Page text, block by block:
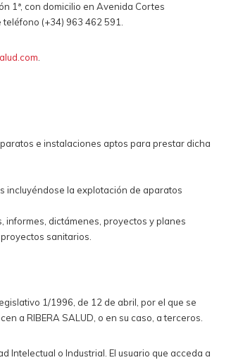
1ª, con domicilio en Avenida Cortes
teléfono (+34) 963 462 591.
.
e instalaciones aptos para prestar dicha
incluyéndose la explotación de aparatos
informes, dictámenes, proyectos y planes
sanitarios.
1/1996, de 12 de abril, por el que se
a RIBERA SALUD, o en su caso, a terceros.
Intelectual o Industrial. El usuario que acceda a